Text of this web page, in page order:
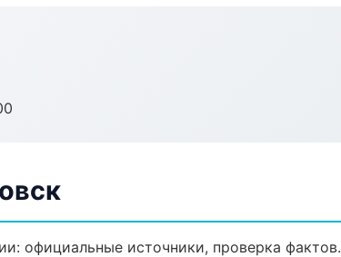
официальные источники, проверка фактов.